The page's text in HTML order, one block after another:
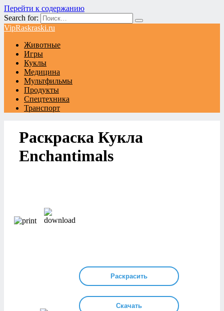
Перейти к содержанию
Search for:
VipRaskraski.ru
Животные
Игры
Куклы
Медицина
Мультфильмы
Продукты
Спецтехника
Транспорт
Раскраска Кукла
Enchantimals
Раскрасить
Скачать